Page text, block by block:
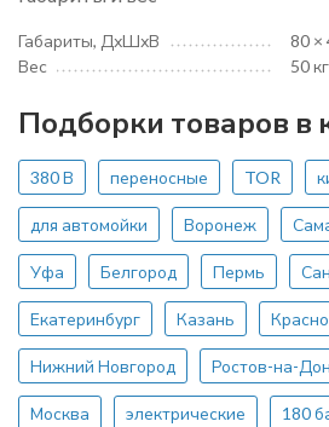
Габариты, ДхШхВ
80 ×
Вес
50 кг
Подборки товаров в
380 В переносные TOR
для автомойки Воронеж
Уфа Белгород Пермь
Екатеринбург Казань
Нижний Новгород Ростов-на-
Москва электрические 180